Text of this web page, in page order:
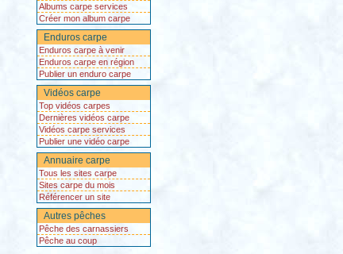
Albums carpe services
Créer mon album carpe
Enduros carpe
Enduros carpe à venir
Enduros carpe en région
Publier un enduro carpe
Vidéos carpe
Top vidéos carpes
Dernières vidéos carpe
Vidéos carpe services
Publier une vidéo carpe
Annuaire carpe
Tous les sites carpe
Sites carpe du mois
Référencer un site
Autres pêches
Pêche des carnassiers
Pêche au coup